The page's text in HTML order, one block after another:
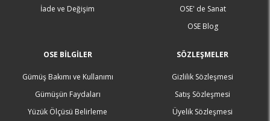
İade ve Değişim
OSE' de Sanat
OSE Blog
OSE BILGILER
Gümüş Bakımı ve Kullanımı
Gümüşün Faydaları
Yüzük Ölçüsü Belirleme
SÖZLEŞMELER
Gizlilik Sözleşmesi
Satış Sözleşmesi
Üyelik Sözleşmesi